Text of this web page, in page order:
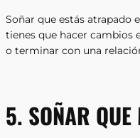
Soñar que estás atrapado
tienes que hacer cambios
o terminar con una
5. SOÑAR